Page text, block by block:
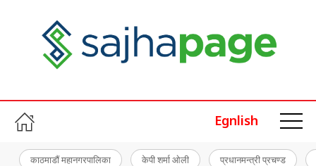
Egnlish
काठमाडौं महानगरपालिका केपी शर्मा ओली प्रधानमन्त्री प्रचण्ड